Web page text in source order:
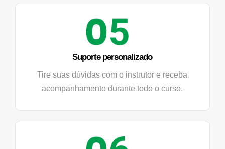
Suporte personalizado
Tire suas dúvidas com o instrutor e receba
acompanhamento durante todo o curso.